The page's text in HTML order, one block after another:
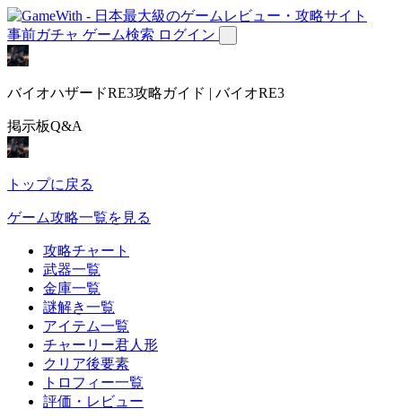
事前ガチャ ゲーム検索 ログイン
バイオハザードRE3攻略ガイド | バイオRE3
掲示板Q&A
トップに戻る
ゲーム攻略一覧を見る
攻略チャート
武器一覧
金庫一覧
謎解き一覧
アイテム一覧
チャーリー君人形
クリア後要素
トロフィー一覧
評価・レビュー